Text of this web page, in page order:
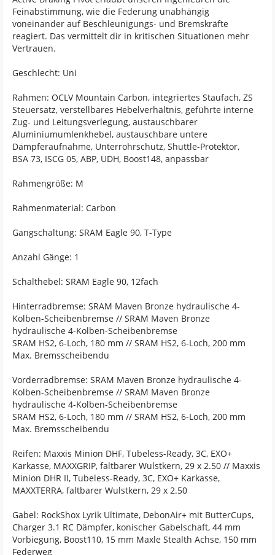
Feinabstimmung, wie die Federung unabhängig
voneinander auf Beschleunigungs- und Bremskräfte
reagiert. Das vermittelt dir in kritischen Situationen mehr
Vertrauen.
Geschlecht: Uni
Rahmen: OCLV Mountain Carbon, integriertes Staufach, ZS
Steuersatz, verstellbares Hebelverhältnis, geführte interne
Zug- und Leitungsverlegung, austauschbarer
Aluminiumumlenkhebel, austauschbare untere
Dämpferaufnahme, Unterrohrschutz, Shuttle-Protektor,
BSA 73, ISCG 05, ABP, UDH, Boost148, anpassbar
Rahmengröße: M
Rahmenmaterial: Carbon
Gangschaltung: SRAM Eagle 90, T-Type
Anzahl Gänge: 1
Schalthebel: SRAM Eagle 90, 12fach
Hinterradbremse: SRAM Maven Bronze hydraulische 4-
Kolben-Scheibenbremse // SRAM Maven Bronze
hydraulische 4-Kolben-Scheibenbremse
SRAM HS2, 6-Loch, 180 mm // SRAM HS2, 6-Loch, 200 mm
Max. Bremsscheibendu
Vorderradbremse: SRAM Maven Bronze hydraulische 4-
Kolben-Scheibenbremse // SRAM Maven Bronze
hydraulische 4-Kolben-Scheibenbremse
SRAM HS2, 6-Loch, 180 mm // SRAM HS2, 6-Loch, 200 mm
Max. Bremsscheibendu
Reifen: Maxxis Minion DHF, Tubeless-Ready, 3C, EXO+
Karkasse, MAXXGRIP, faltbarer Wulstkern, 29 x 2.50 // Maxxis
Minion DHR II, Tubeless-Ready, 3C, EXO+ Karkasse,
MAXXTERRA, faltbarer Wulstkern, 29 x 2.50
Gabel: RockShox Lyrik Ultimate, DebonAir+ mit ButterCups,
Charger 3.1 RC Dämpfer, konischer Gabelschaft, 44 mm
Vorbiegung, Boost110, 15 mm Maxle Stealth Achse, 150 mm
Federweg